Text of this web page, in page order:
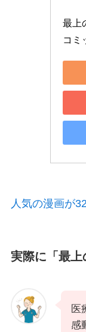
最上
コミ
人気の漫画が
実際に「 最上
医
感